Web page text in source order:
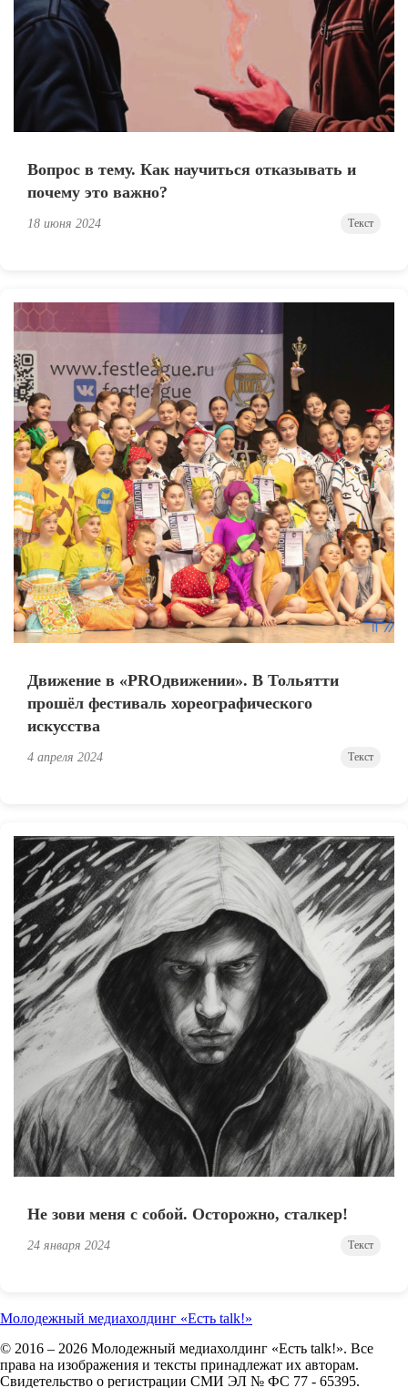
Вопрос в тему. Как научиться отказывать и
почему это важно?
18 июня 2024 Текст
Движение в «PROдвижении». В Тольятти
прошёл фестиваль хореографического
искусства
4 апреля 2024 Текст
Не зови меня с собой. Осторожно, сталкер!
24 января 2024 Текст
Молодежный медиахолдинг «Есть talk!»
© 2016 – 2026 Молодежный медиахолдинг «Есть talk!». Все
права на изображения и тексты принадлежат их авторам.
Свидетельство о регистрации СМИ ЭЛ № ФС 77 - 65395.